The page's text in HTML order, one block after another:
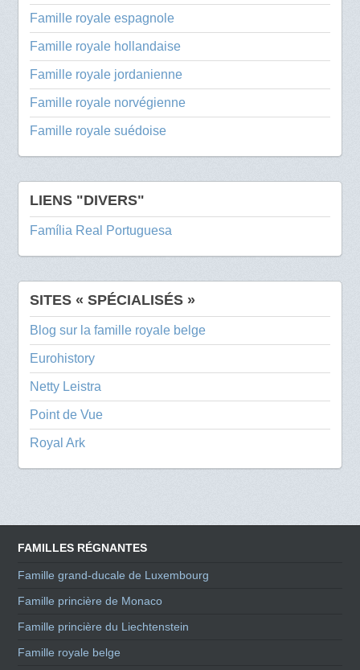
Famille royale espagnole
Famille royale hollandaise
Famille royale jordanienne
Famille royale norvégienne
Famille royale suédoise
LIENS "DIVERS"
Família Real Portuguesa
SITES « SPÉCIALISÉS »
Blog sur la famille royale belge
Eurohistory
Netty Leistra
Point de Vue
Royal Ark
FAMILLES RÉGNANTES
Famille grand-ducale de Luxembourg
Famille princière de Monaco
Famille princière du Liechtenstein
Famille royale belge